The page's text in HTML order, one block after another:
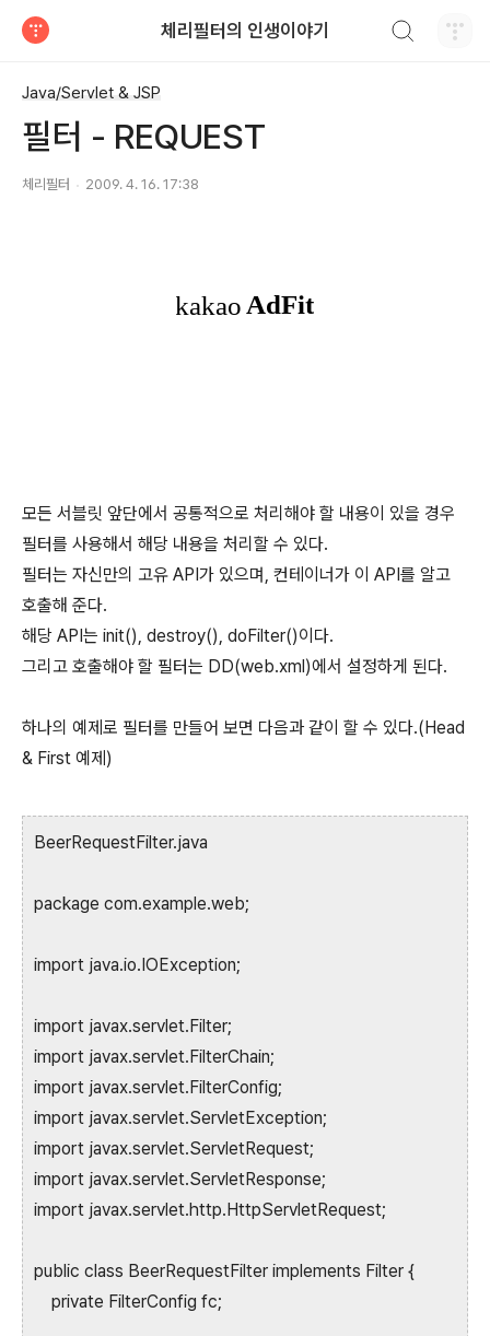
체리필터의 인생이야기
Java/Servlet & JSP
필터 - REQUEST
체리필터 2009. 4. 16. 17:38
모든 서블릿 앞단에서 공통적으로 처리해야 할 내용이 있을 경우
필터를 사용해서 해당 내용을 처리할 수 있다.
필터는 자신만의 고유 API가 있으며, 컨테이너가 이 API를 알고
호출해 준다.
해당 API는 init(), destroy(), doFilter()이다.
그리고 호출해야 할 필터는 DD(web.xml)에서 설정하게 된다.
하나의 예제로 필터를 만들어 보면 다음과 같이 할 수 있다.(Head
& First 예제)
BeerRequestFilter.java
package com.example.web;
import java.io.IOException;
import javax.servlet.Filter;
import javax.servlet.FilterChain;
import javax.servlet.FilterConfig;
import javax.servlet.ServletException;
import javax.servlet.ServletRequest;
import javax.servlet.ServletResponse;
import javax.servlet.http.HttpServletRequest;
public class BeerRequestFilter implements Filter {
private FilterConfig fc;